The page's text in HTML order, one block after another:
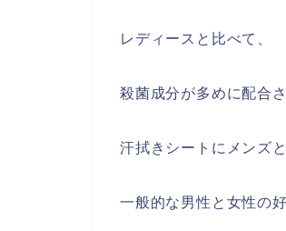
レディースと比べて、
殺菌成分が多めに配合
汗拭きシートにメンズ
一般的な男性と女性の